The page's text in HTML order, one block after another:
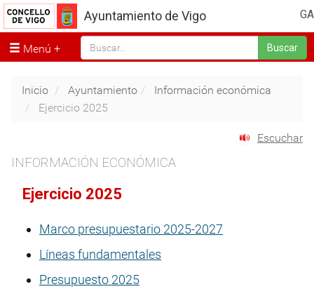
GA
Ayuntamiento de Vigo
Menú Buscar
Inicio Ayuntamiento
Información económica
Ejercicio 2025
Escuchar
INFORMACIÓN ECONÓMICA
Ejercicio 2025
Marco presupuestario 2025-2027
Líneas fundamentales
Presupuesto 2025